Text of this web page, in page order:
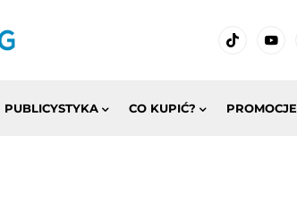
PUBLICYSTYKA CO KUPIĆ? PROMOCJE